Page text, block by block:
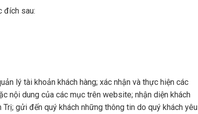
đích sau:
lý tài khoản khách hàng; xác nhận và thực hiện các
nội dung của các mục trên website; nhận diện khách
gửi đến quý khách những thông tin do quý khách yêu